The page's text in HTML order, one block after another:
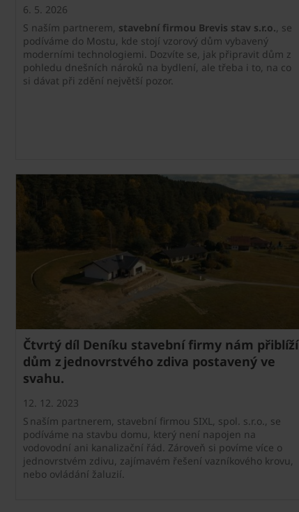
6. 5. 2026
S naším partnerem, stavební firmou Brevis stav s.r.o., se
podíváme do Mostu, kde stojí vzorový dům vybavený
moderními technologiemi. Dozvíte se, jak připravit dům z
pohledu dnešních nároků na bydlení, ale třeba i to, na co
si dávat při zdění největší pozor.
Čtvrtý díl Deníku stavební firmy nám přiblíží
dům z jednovrstvého zdiva postavený ve
svahu.
12. 12. 2023
S naším partnerem, stavební firmou SIXL, spol. s.r.o., se
podíváme na stavbu domu, který není napojen na
vodovodní ani kanalizační řád. Zároveň si povíme více o
jednovrstvém zdivu, zajímavém řešení vazníkového krovu,
nebo ovládání žaluzií.